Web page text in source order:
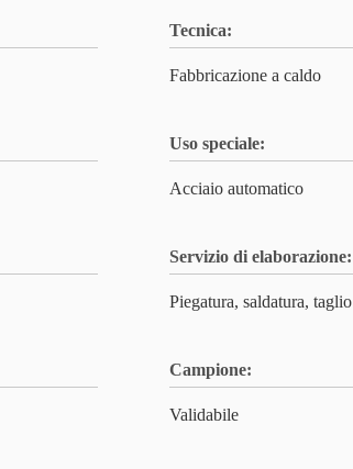
Tecnica:
Fabbricazione a caldo
Uso speciale:
Acciaio automatico
Servizio di elaborazione:
Piegatura, saldatura, taglio
Campione:
Validabile